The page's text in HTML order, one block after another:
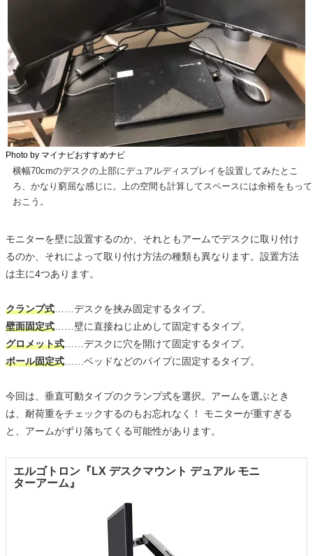
Photo by マイナビおすすめナビ
横幅70cmのデスクの上部にデュアルディスプレイを設置してみたとこ
ろ、かなり窮屈な感じに。上の空間も計算してスペースには余裕をもって
おこう。
モニターを壁に設置するのか、それともアームでデスクに取り付け
るのか、それによって取り付け方法の種類も異なります。設置方法
は主に4つあります。
クランプ式 ……デスクを挟み固定するタイプ。
壁面固定式 ……壁に直接ねじ止めして固定するタイプ。
グロメット式 ……デスクに穴を開けて固定するタイプ。
ポール固定式 ……ベッドなどのパイプに固定するタイプ。
今回は、垂直可動タイプのクランプ式を選択。アームを選ぶとき
は、耐荷重をチェックするのもお忘れなく！ モニターが重すぎる
と、アームがずり落ちてくる可能性があります。
エルゴトロン『LX デスクマウント デュアル モニ
ターアーム』